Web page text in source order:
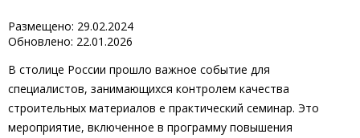
Размещено: 29.02.2024
Обновлено: 22.01.2026
В столице России прошло важное событие для
специалистов, занимающихся контролем качества
строительных материалов е практический семинар. Это
мероприятие, включенное в программу повышения